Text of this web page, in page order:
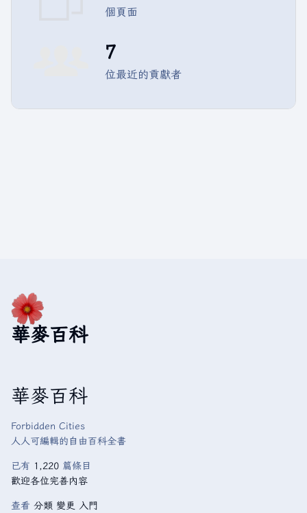
個頁面
7
位最近的貢獻者
華麥百科
華麥百科
Forbidden Cities
人人可編輯的自由百科全書
已有 1,220 篇條目
歡迎各位完善內容
查看 分類 變更 入門